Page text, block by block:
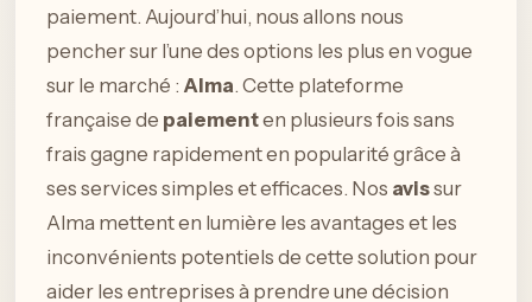
paiement. Aujourd’hui, nous allons nous
pencher sur l’une des options les plus en vogue
sur le marché : Alma. Cette plateforme
française de paiementen plusieurs fois sans
frais gagne rapidement en popularité grâce à
ses services simples et efficaces. Nos avissur
Alma mettent en lumière les avantages et les
inconvénients potentiels de cette solution pour
aider les entreprises à prendre une décision